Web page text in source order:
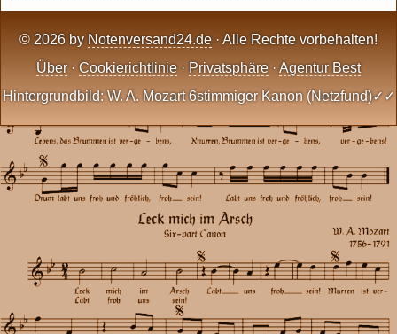
© 2026 by Notenversand24.de · Alle Rechte vorbehalten!
Über · Cookierichtlinie · Privatsphäre · Agentur Best
Hintergrundbild: W. A. Mozart 6stimmiger Kanon (Netzfund)✓✓